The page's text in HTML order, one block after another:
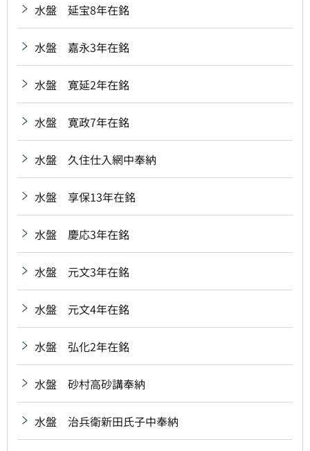
水盤 延宝8年在銘
水盤 嘉永3年在銘
水盤 寛延2年在銘
水盤 寛政7年在銘
水盤 久住仕入網中奉納
水盤 享保13年在銘
水盤 慶応3年在銘
水盤 元文3年在銘
水盤 元文4年在銘
水盤 弘化2年在銘
水盤 砂村高砂講奉納
水盤 治兵衛新田氏子中奉納